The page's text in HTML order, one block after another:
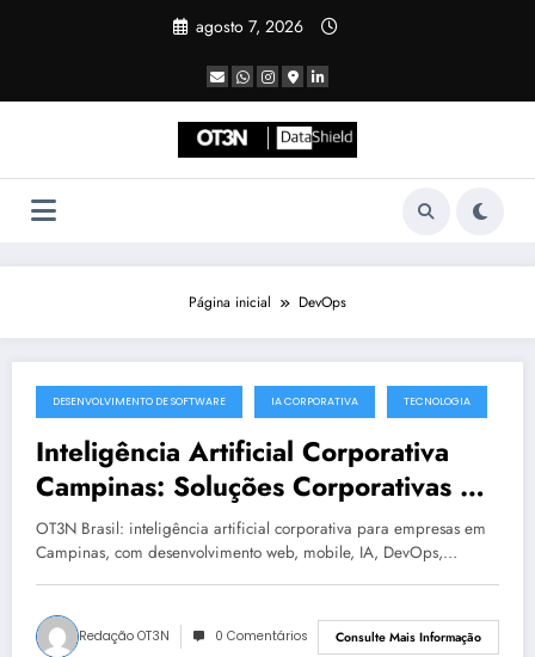
agosto 7, 2026
Página inicial DevOps
julho 19, 2025
DESENVOLVIMENTO DE SOFTWARE IA CORPORATIVA TECNOLOGIA
Inteligência Artificial Corporativa
Campinas: Soluções Corporativas da
OT3N Brasil – Guia 3083
OT3N Brasil: inteligência artificial corporativa para empresas em
Campinas, com desenvolvimento web, mobile, IA, DevOps,…
Redação OT3N 0 Comentários Consulte Mais Informação